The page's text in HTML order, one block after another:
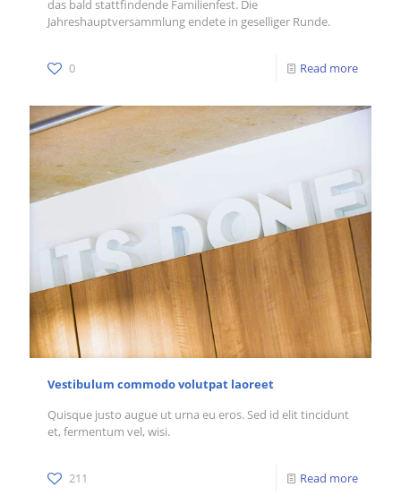
das bald stattfindende Familienfest. Die
Jahreshauptversammlung endete in geselliger Runde.
0 Read more
Vestibulum commodo volutpat laoreet
Quisque justo augue ut urna eu eros. Sed id elit tincidunt
et, fermentum vel, wisi.
211 Read more